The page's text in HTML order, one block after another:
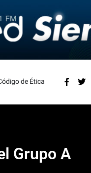
de Ética
Grupo A